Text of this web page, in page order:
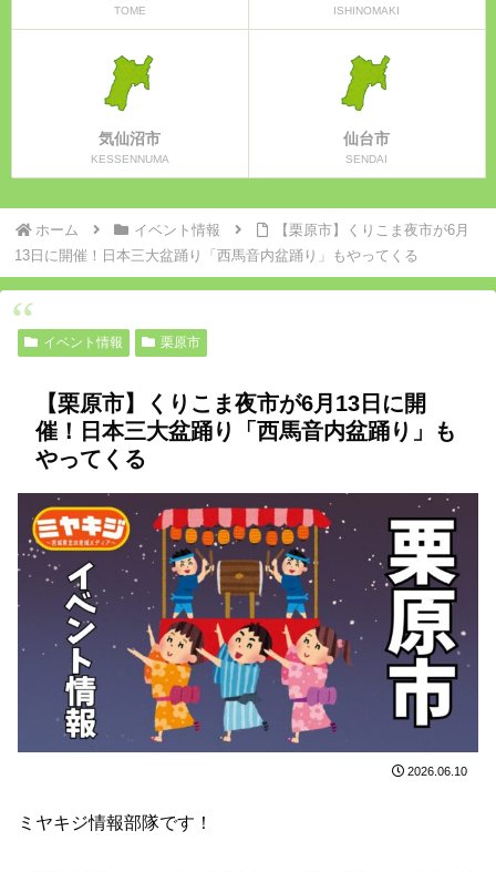
TOME ISHINOMAKI
気仙沼市
KESSENNUMA
仙台市
SENDAI
ホーム イベント情報
【栗原市】くりこま夜市が6月
13日に開催！日本三大盆踊り「西馬音内盆踊り」もやってくる
イベント情報 栗原市
【栗原市】くりこま夜市が6月13日に開
催！日本三大盆踊り「西馬音内盆踊り」も
やってくる
2026.06.10
ミヤキジ情報部隊です！